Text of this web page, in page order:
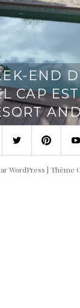
END
CAP
Twitter
WordPress | Thème